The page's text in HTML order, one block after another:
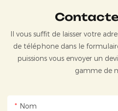
Il vous suffit de laisser votre
de téléphone dans le
puissions vous envoyer un
gamme de
Nom